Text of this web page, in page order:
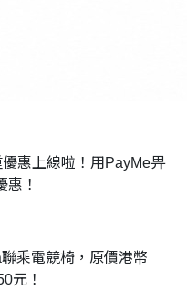
惠上線啦！用PayMe畀
！
乘電競椅，原價港幣
元！